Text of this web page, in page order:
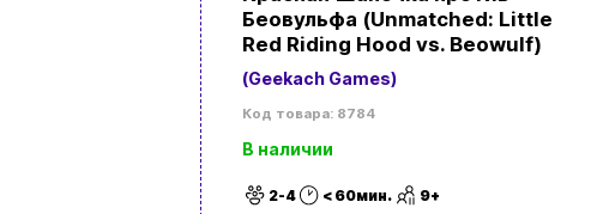
Беовульфа (Unmatched: Little
Red Riding Hood vs. Beowulf)
(Geekach Games)
Код товара: 8784
В наличии
2-4 < 60мин. 9+